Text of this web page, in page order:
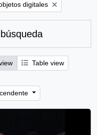
filter:digitales
Table view